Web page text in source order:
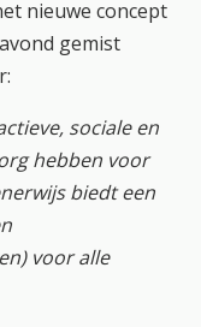
nieuwe concept
gemist
sociale en
hebben voor
biedt een
voor alle